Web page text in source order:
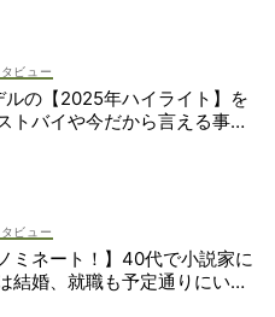
ビュー
ルの【2025年ハイライト】を
トバイや今だから言える事件
ビュー
ミネート！】40代で小説家に
結婚、就職も予定通りにいか
ら｜朝倉かすみさん